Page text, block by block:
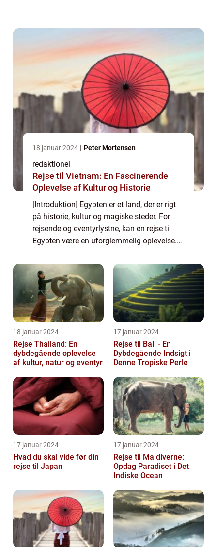
18 januar 2024 Peter Mortensen
redaktionel
Rejse til Vietnam: En Fascinerende
Oplevelse af Kultur og Historie
[Introduktion] Egypten er et land, der er rigt
på historie, kultur og magiske steder. For
rejsende og eventyrlystne, kan en rejse til
Egypten være en uforglemmelig oplevelse.
templer til Nilen, der snor sig g...
18 januar 2024
Rejse Thailand: En
dybdegående oplevelse
af kultur, natur og eventyr
17 januar 2024
Rejse til Bali - En
Dybdegående Indsigt i
Denne Tropiske Perle
17 januar 2024
Hvad du skal vide før din
rejse til Japan
17 januar 2024
Rejse til Maldiverne:
Opdag Paradiset i Det
Indiske Ocean